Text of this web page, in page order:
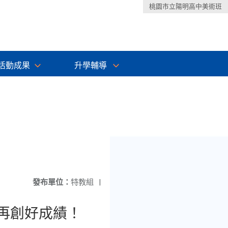
桃園市立陽明高中美術班
動成果 升學輔導
發布單位： 特教組 |
創好成績！